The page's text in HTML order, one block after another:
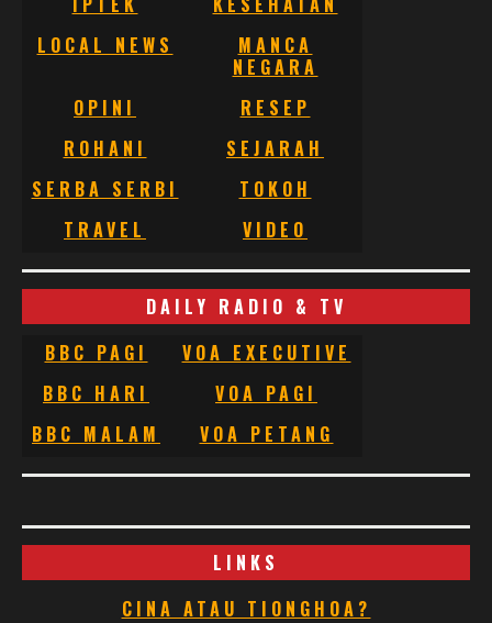
LOCAL NEWS
MANCA
NEGARA
OPINI
RESEP
ROHANI
SEJARAH
SERBA SERBI
TOKOH
TRAVEL
VIDEO
DAILY RADIO & TV
BBC PAGI
VOA EXECUTIVE
BBC HARI
VOA PAGI
BBC MALAM
VOA PETANG
LINKS
CINA ATAU TIONGHOA?